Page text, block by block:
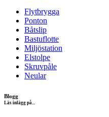
Flytbrygga
Ponton
Båtslip
Bastuflotte
Miljöstation
Elstolpe
Skruvpåle
Neular
Blogg
Läs inlägg på...